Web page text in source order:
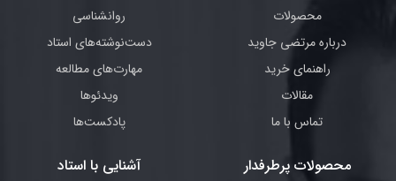
محصولات
درباره مرتضی جاوید
راهنمای خرید
مقالات
تماس با ما
روانشناسی
دست‌نوشته‌های استاد
مهارت‌های مطالعه
ویدئوها
پادکست‌ها
محصولات پرطرفدار آشنایی با استاد